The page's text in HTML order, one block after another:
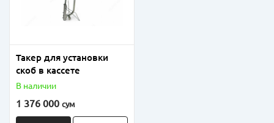
Такер для установки
скоб в кассете
В наличии
1 376 000 сум